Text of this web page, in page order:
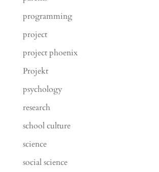
programming
project
project phoenix
Projekt
psychology
research
school culture
science
social science